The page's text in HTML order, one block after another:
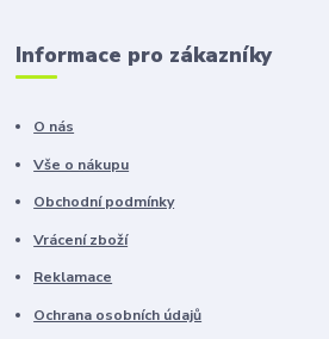
Informace pro zákazníky
O nás
Vše o nákupu
Obchodní podmínky
Vrácení zboží
Reklamace
Ochrana osobních údajů